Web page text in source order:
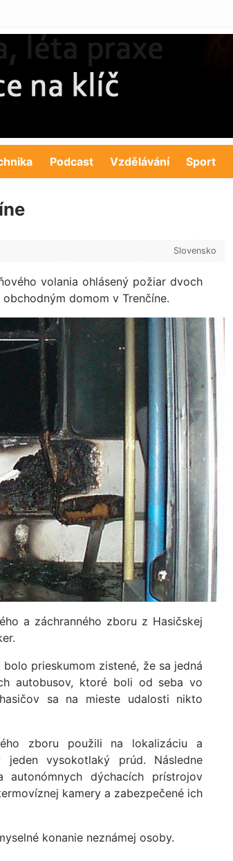
Podcast Vzdělávání Sport
Slovensko
volania ohlásený požiar dvoch
domom v Trenčíne.
a záchranného zboru z Hasičskej
prieskumom zistené, že sa jedná
autobusov, ktoré boli od seba vo
sa na mieste udalosti nikto
zboru použili na lokalizáciu a
vysokotlaký prúd. Následne
dýchacích prístrojov
kamery a zabezpečené ich
konanie neznámej osoby.